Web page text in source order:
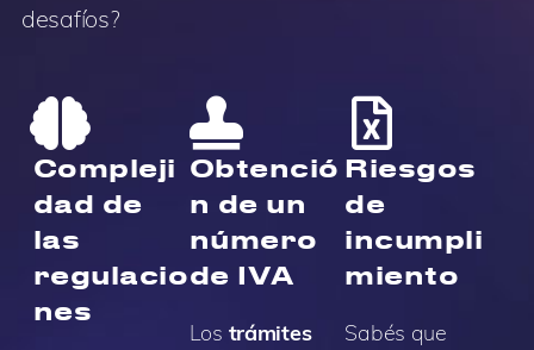
desafíos?
Compleji
dad de
las
regulacio
nes
Obtenció
n de un
número
de IVA
Los trámites
Riesgos
de
incumpli
miento
Sabés que